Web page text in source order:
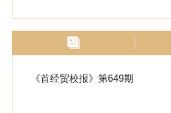
《首经贸校报》第649期